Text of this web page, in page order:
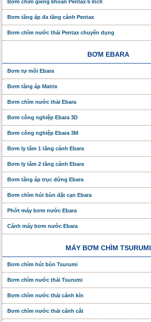
Bơm chìm giếng khoan Pentax 6 Inch
Bơm tăng áp đa tầng cánh Pentax
Bơm chìm nước thải Pentax chuyên dụng
BƠM EBARA
Bơm tự mồi Ebara
Bơm tăng áp Matrix
Bơm chìm nước thải Ebara
Bơm công nghiệp Ebara 3D
Bơm công nghiệp Ebara 3M
Bơm ly tâm 1 tầng cánh Ebara
Bơm ly tâm 2 tầng cánh Ebara
Bơm tăng áp trục đứng Ebara
Bơm chìm hút bùn đặt cạn Ebara
Phớt máy bơm nước Ebara
Cánh máy bơm nước Ebara
MÁY BƠM CHÌM TSURUMI
Bơm chìm hút bùn Tsurumi
Bơm chìm nước thải Tsurumi
Bơm chìm nước thải cánh kín
Bơm chìm nước thải cánh cắt